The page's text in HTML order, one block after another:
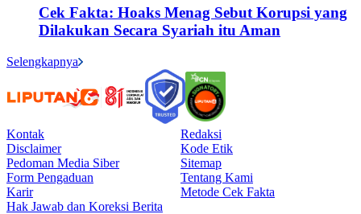
Cek Fakta: Hoaks Menag Sebut Korupsi yang
Dilakukan Secara Syariah itu Aman
Selengkapnya
Kontak
Redaksi
Disclaimer
Kode Etik
Pedoman Media Siber
Sitemap
Form Pengaduan
Tentang Kami
Karir
Metode Cek Fakta
Hak Jawab dan Koreksi Berita